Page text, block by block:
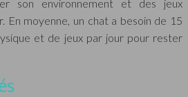
son environnement et des jeux
En moyenne, un chat a besoin de 15
et de jeux par jour pour rester